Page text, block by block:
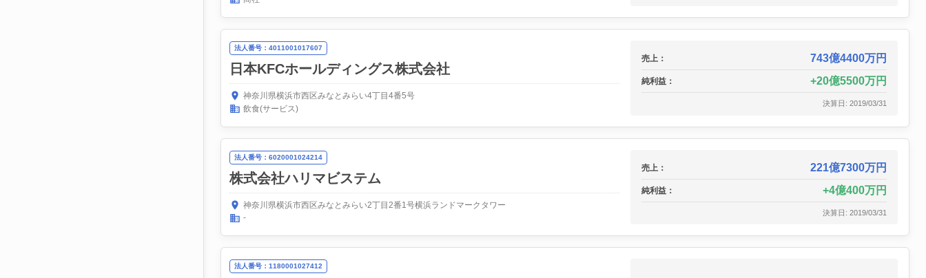
法人番号：4011001017607
日本KFCホールディングス株式会社
神奈川県横浜市西区みなとみらい4丁目4番5号
飲食(サービス)
売上： 743億4400万円
純利益： 20億5500万円
決算日: 2019/03/31
法人番号：6020001024214
株式会社ハリマビステム
神奈川県横浜市西区みなとみらい2丁目2番1号横浜ランドマークタワー
-
売上： 221億7300万円
純利益： 4億400万円
決算日: 2019/03/31
法人番号：1180001027412